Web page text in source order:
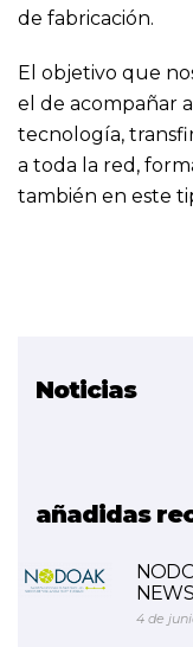
de fabricación.
El objetivo que
el de acompañar
tecnología,
a toda la red,
también en este
Noticias
añadidas
4 de